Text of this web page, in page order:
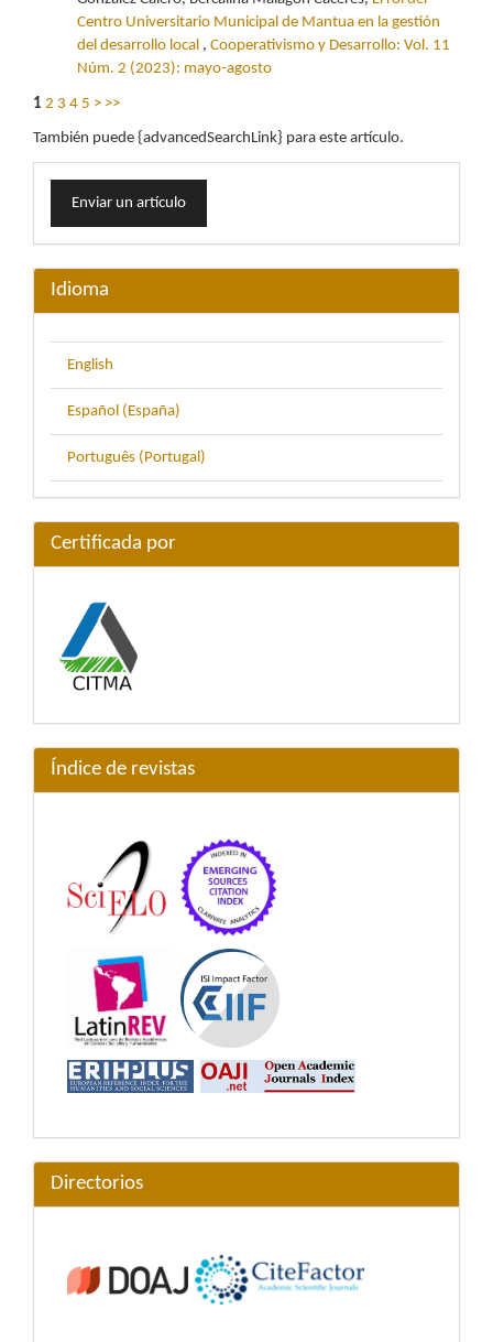
Centro Universitario Municipal de Mantua en la gestión
del desarrollo local , Cooperativismo y Desarrollo: Vol. 11
Núm. 2 (2023): mayo-agosto
1 2 3 4 5 > >>
También puede {advancedSearchLink} para este artículo.
Enviar
un Enviar un artículo
Idioma
English
Español (España)
Português (Portugal)
Certificada por
Índice de revistas
Directorios